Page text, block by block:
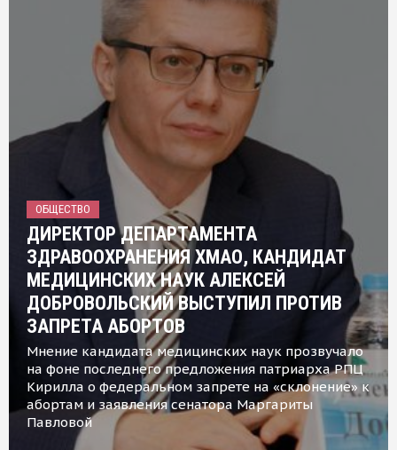
ОБЩЕСТВО
ДИРЕКТОР ДЕПАРТАМЕНТА
ЗДРАВООХРАНЕНИЯ ХМАО, КАНДИДАТ
МЕДИЦИНСКИХ НАУК АЛЕКСЕЙ
ДОБРОВОЛЬСКИЙ ВЫСТУПИЛ ПРОТИВ
ЗАПРЕТА АБОРТОВ
Мнение кандидата медицинских наук прозвучало
на фоне последнего предложения патриарха РПЦ
Кирилла о федеральном запрете на «склонение» к
абортам и заявления сенатора Маргариты
Павловой